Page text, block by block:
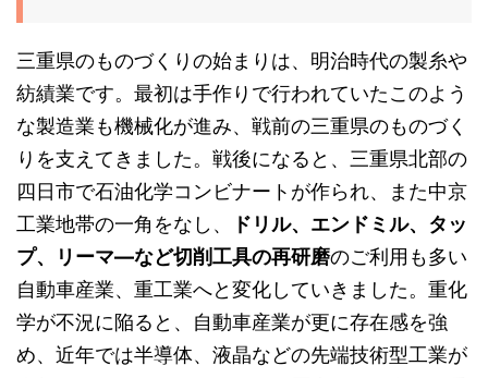
三重県のものづくりの始まりは、明治時代の製糸や
紡績業です。最初は手作りで行われていたこのよう
な製造業も機械化が進み、戦前の三重県のものづく
りを支えてきました。戦後になると、三重県北部の
四日市で石油化学コンビナートが作られ、また中京
工業地帯の一角をなし、
ドリル、エンドミル、タッ
プ、リーマ―など切削工具の再研磨のご利用も多い
自動車産業、重工業へと変化していきました。重化
学が不況に陥ると、自動車産業が更に存在感を強
め、近年では半導体、液晶などの先端技術型工業が